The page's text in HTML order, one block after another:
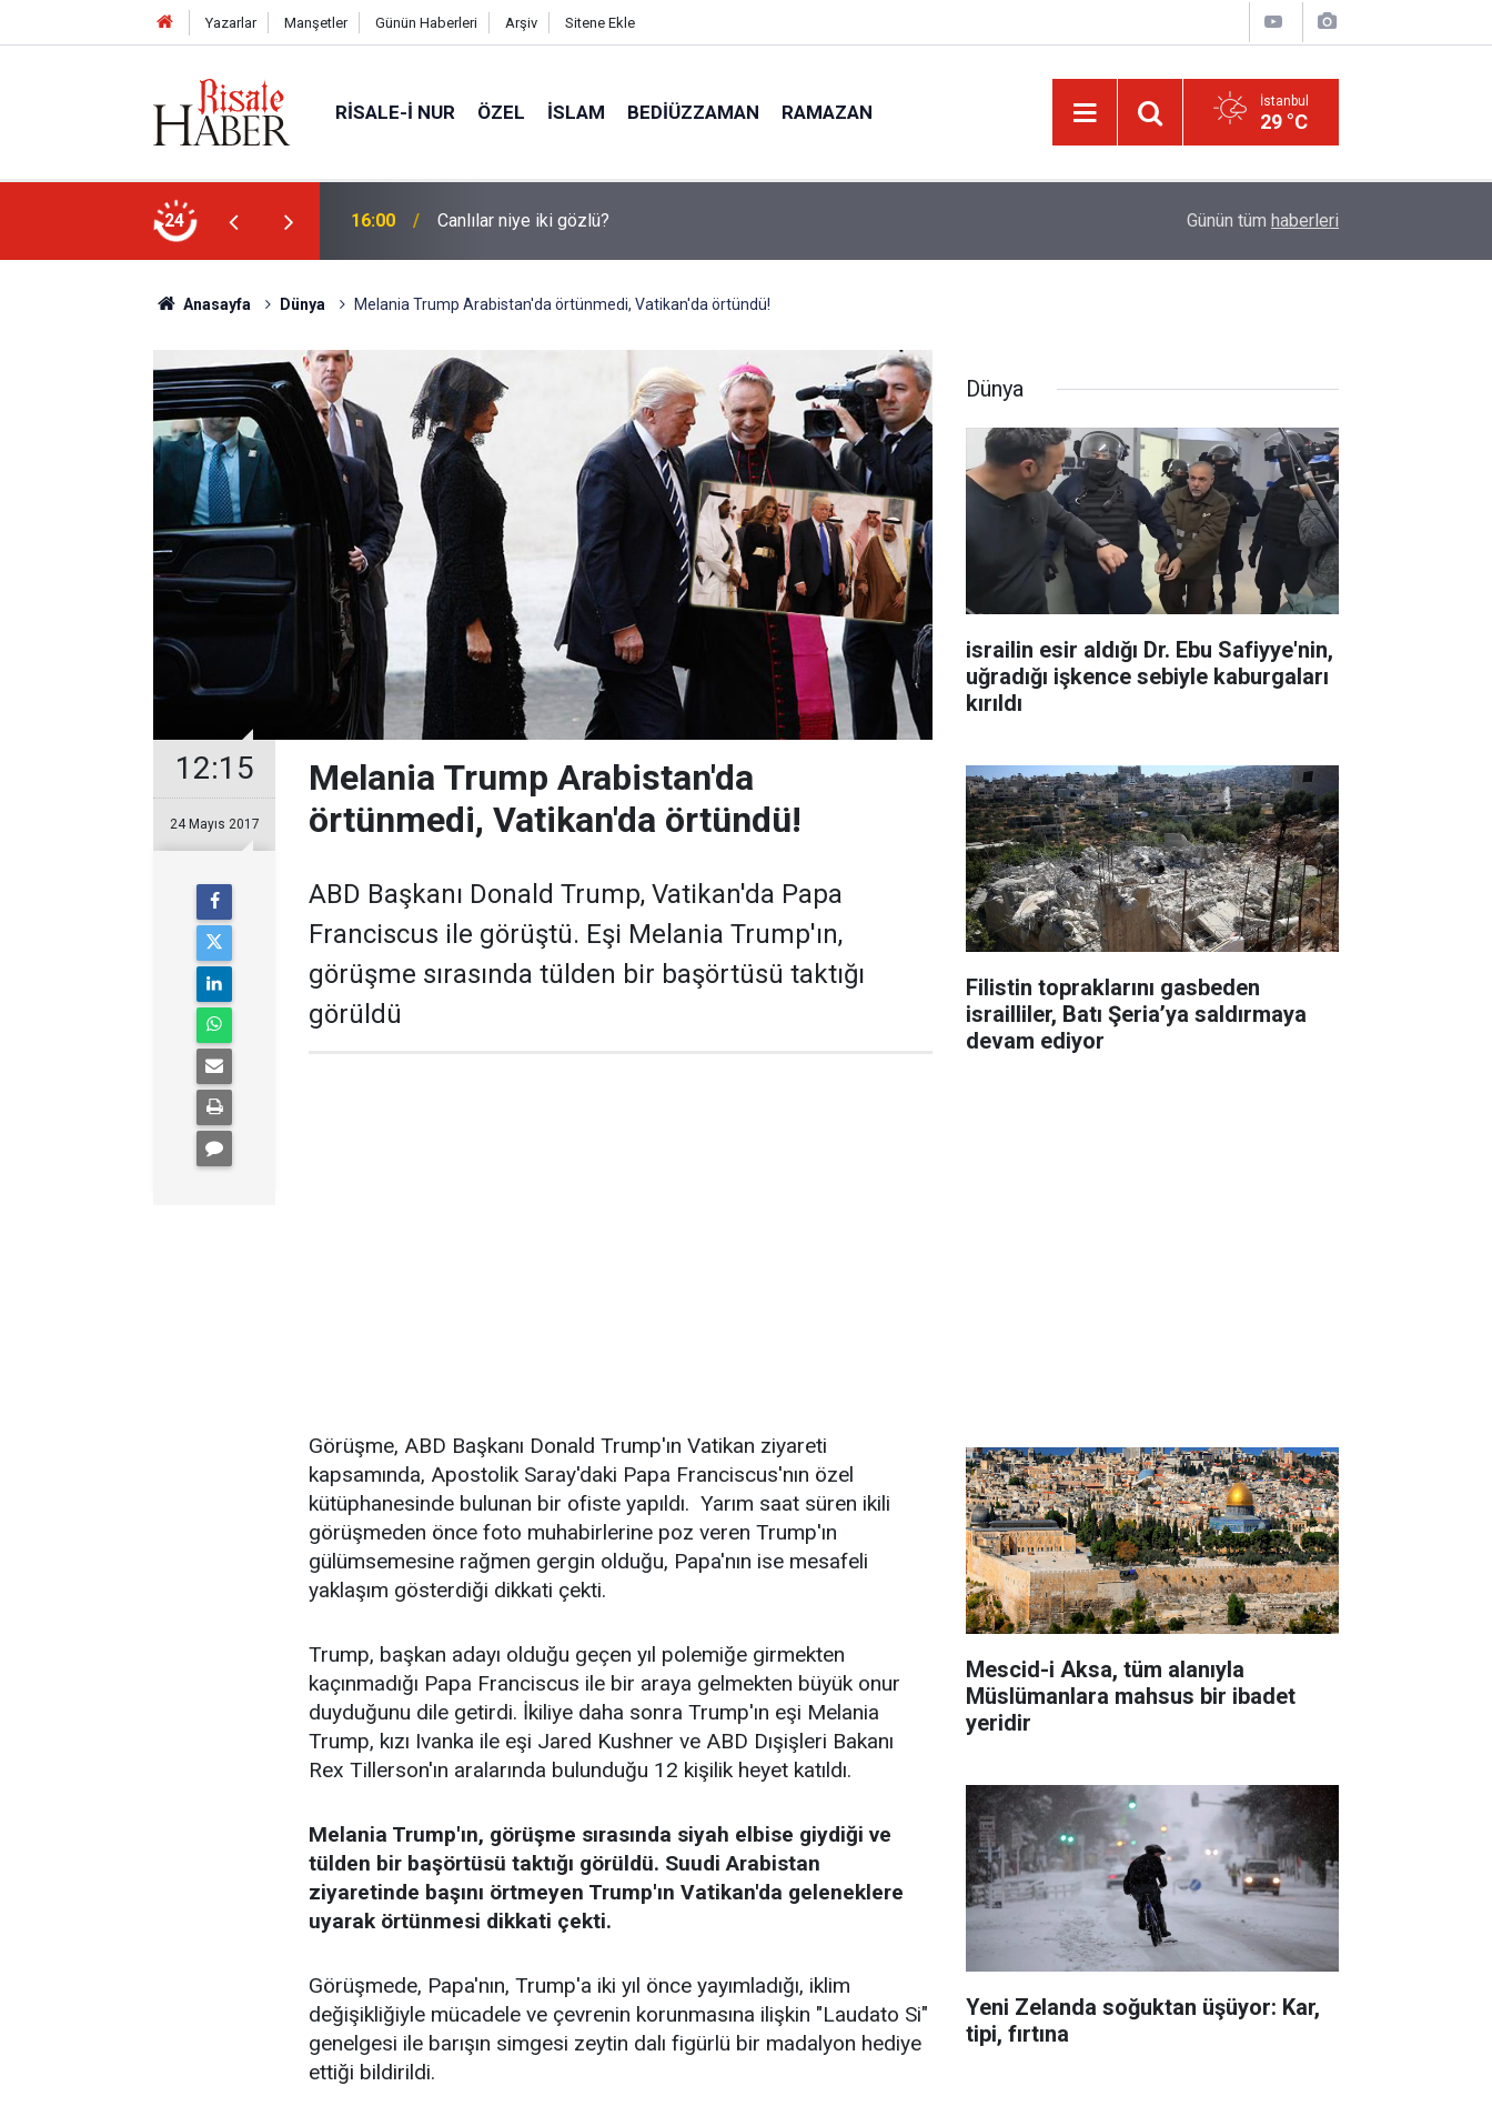
Yazarlar Manşetler Günün Haberleri Arşiv Sitene Ekle
RISALE-I NUR ÖZEL İSLAM BEDIÜZZAMAN RAMAZAN İstanbul
29 °C
24 15:35 Sosyal medya, derslerde başarısızlığa yol açıyor Günün tüm haberleri
Anasayfa Dünya Melania Trump Arabistan'da örtünmedi, Vatikan'da örtündü!
12:15
24 Mayıs 2017
Melania Trump Arabistan'da
örtünmedi, Vatikan'da örtündü!
ABD Başkanı Donald Trump, Vatikan'da Papa
Franciscus ile görüştü. Eşi Melania Trump'ın,
görüşme sırasında tülden bir başörtüsü taktığı
görüldü
Görüşme, ABD Başkanı Donald Trump'ın Vatikan ziyareti
kapsamında, Apostolik Saray'daki Papa Franciscus'nın özel
kütüphanesinde bulunan bir ofiste yapıldı. Yarım saat süren ikili
görüşmeden önce foto muhabirlerine poz veren Trump'ın
gülümsemesine rağmen gergin olduğu, Papa'nın ise mesafeli
yaklaşım gösterdiği dikkati çekti.
Trump, başkan adayı olduğu geçen yıl polemiğe girmekten
kaçınmadığı Papa Franciscus ile bir araya gelmekten büyük onur
duyduğunu dile getirdi. İkiliye daha sonra Trump'ın eşi Melania
Trump, kızı Ivanka ile eşi Jared Kushner ve ABD Dışişleri Bakanı
Rex Tillerson'ın aralarında bulunduğu 12 kişilik heyet katıldı.
Melania Trump'ın, görüşme sırasında siyah elbise giydiği ve
tülden bir başörtüsü taktığı görüldü. Suudi Arabistan
ziyaretinde başını örtmeyen Trump'ın Vatikan'da geleneklere
uyarak örtünmesi dikkati çekti.
Görüşmede, Papa'nın, Trump'a iki yıl önce yayımladığı, iklim
değişikliğiyle mücadele ve çevrenin korunmasına ilişkin "Laudato Si"
genelgesi ile barışın simgesi zeytin dalı figürlü bir madalyon hediye
ettiği bildirildi.
Dünya
israilin esir aldığı Dr. Ebu Safiyye'nin,
uğradığı işkence sebiyle kaburgaları
kırıldı
Filistin topraklarını gasbeden
israilliler, Batı Şeria’ya saldırmaya
devam ediyor
Mescid-i Aksa, tüm alanıyla
Müslümanlara mahsus bir ibadet
yeridir
Yeni Zelanda soğuktan üşüyor: Kar,
tipi, fırtına